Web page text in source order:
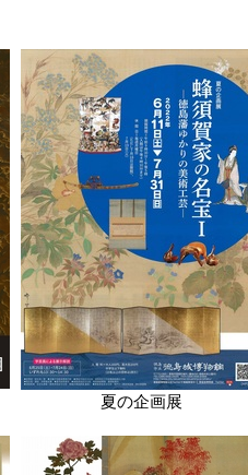
夏の企画展